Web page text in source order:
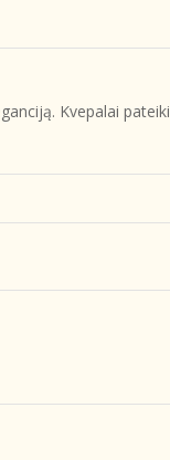
Kvepalai